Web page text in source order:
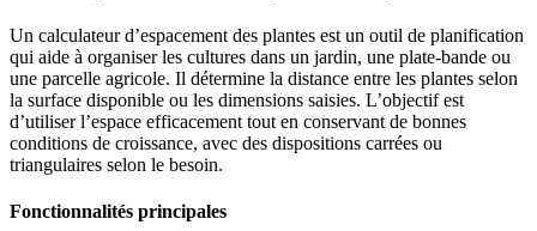
Un calculateur d’espacement des plantes est un outil de planification
qui aide à organiser les cultures dans un jardin, une plate-bande ou
une parcelle agricole. Il détermine la distance entre les plantes selon
la surface disponible ou les dimensions saisies. L’objectif est
d’utiliser l’espace efficacement tout en conservant de bonnes
conditions de croissance, avec des dispositions carrées ou
triangulaires selon le besoin.
Fonctionnalités principales